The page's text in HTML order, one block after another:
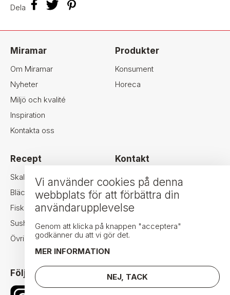
Dela
F
e
o
T
w
t
r
P
t
Miramar
Om Miramar
Nyheter
Miljö och kvalité
Inspiration
Kontakta oss
Produkter
Konsument
Horeca
Recept
Skaldjur
Bläckfisk
Fisk
Sushi
Övrigt
Kontakt
MIRAMAR SEAFOOD AB
NORRA LIDEN 2A
411 18 GÖTEBORG
TEL: +46-31-24 34 44
FAX: +46-31-24 34 70
Följ oss i sociala medier
Vi använder cookies på denna
webbplats för att förbättra din
användarupplevelse
Genom att klicka på knappen "acceptera"
godkänner du att vi gör det.
MER INFORMATION
NEJ, TACK